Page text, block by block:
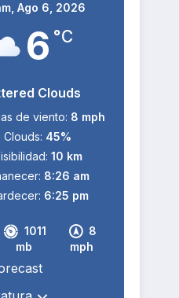
Ago 6, 2026
6 °C
Clouds
1011
mb
8
mph
de viento: 8 mph
Clouds: 45%
10 km
8:26 am
6:25 pm